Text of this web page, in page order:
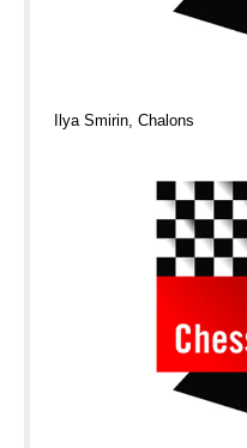
Ilya Smirin, Chalons